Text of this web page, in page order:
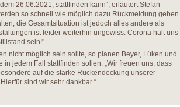
26.06.2021, stattfinden kann“, erläutert Stefan
so schnell wie möglich dazu Rückmeldung geben
die Gesamtsituation ist jedoch alles andere als
ist leider weiterhin ungewiss. Corona hält uns
sein!"
nicht möglich sein sollte, so planen Beyer, Lüken und
in jedem Fall stattfinden sollen: „Wir freuen uns, dass
auf die starke Rückendeckung unserer
sind wir sehr dankbar.“